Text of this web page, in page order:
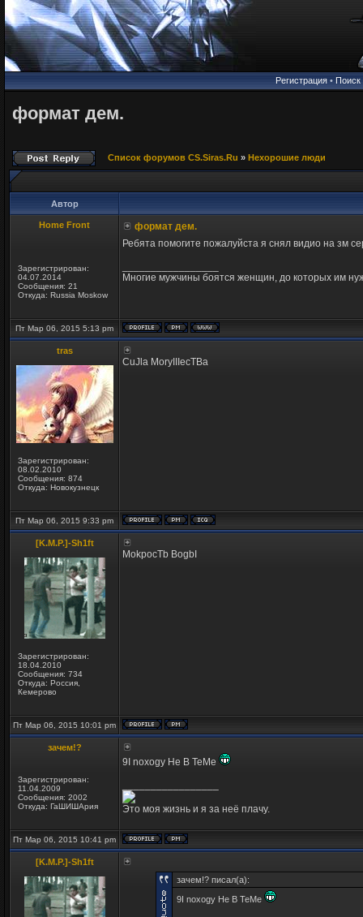
Регистрация• Поиск
формат дем.
Список форумов CS.Siras.Ru » Нехорошие люди
Автор
Home Front
Зарегистрирован:
04.07.2014
Сообщения: 21
Откуда: Russia Moskow
формат дем.
Ребята помогите пожалуйста я снял видио на зм
Многие мужчины боятся женщин, до которых им
Пт Мар 06, 2015 5:13 pm
tras
Зарегистрирован:
08.02.2010
Сообщения: 874
Откуда: Новокузнецк
CuJla MoryIIIecTBa
Пт Мар 06, 2015 9:33 pm
[K.M.P.]-Sh1ft
Зарегистрирован:
18.04.2010
Сообщения: 734
Откуда: Россия,
Кемерово
MokpocTb BogbI
Пт Мар 06, 2015 10:01 pm
зачем!?
Зарегистрирован:
11.04.2009
Сообщения: 2002
Откуда: ГаШИШАрия
9I noxogy He B TeMe
Это моя жизнь и я за неё плачу.
Пт Мар 06, 2015 10:41 pm
[K.M.P.]-Sh1ft
зачем!? писал(а):
9I noxogy He B TeMe